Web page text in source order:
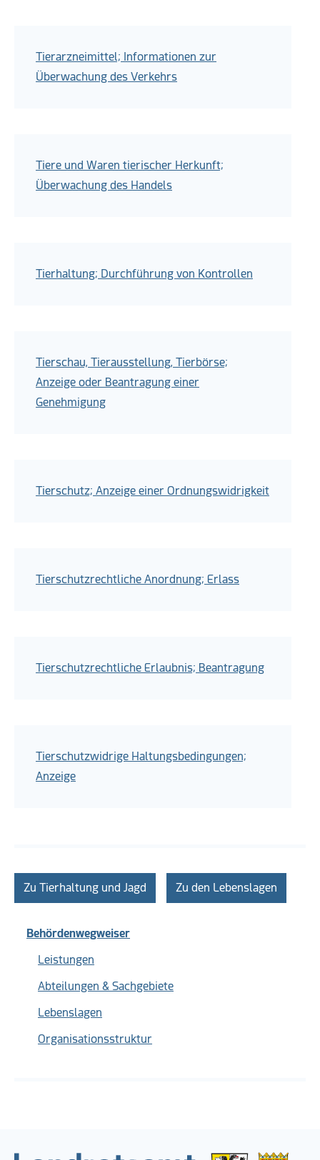
Tierarzneimittel; Informationen zur
Überwachung des Verkehrs
Tiere und Waren tierischer Herkunft;
Überwachung des Handels
Tierhaltung; Durchführung von Kontrollen
Tierschau, Tierausstellung, Tierbörse;
Anzeige oder Beantragung einer
Genehmigung
Tierschutz; Anzeige einer Ordnungswidrigkeit
Tierschutzrechtliche Anordnung; Erlass
Tierschutzrechtliche Erlaubnis; Beantragung
Tierschutzwidrige Haltungsbedingungen;
Anzeige
Zu Tierhaltung und Jagd Zu den Lebenslagen
Behördenwegweiser
Leistungen
Abteilungen & Sachgebiete
Lebenslagen
Organisationsstruktur